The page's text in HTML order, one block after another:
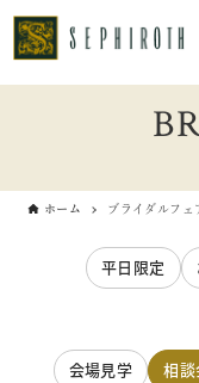
ホーム ブライダルフェ
平日限定
会場見学 相談